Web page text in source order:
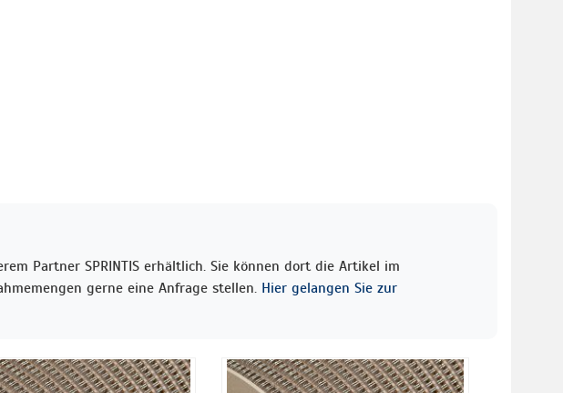
Partner SPRINTIS erhältlich. Sie können dort die Artikel im
gerne eine Anfrage stellen. Hier gelangen Sie zur